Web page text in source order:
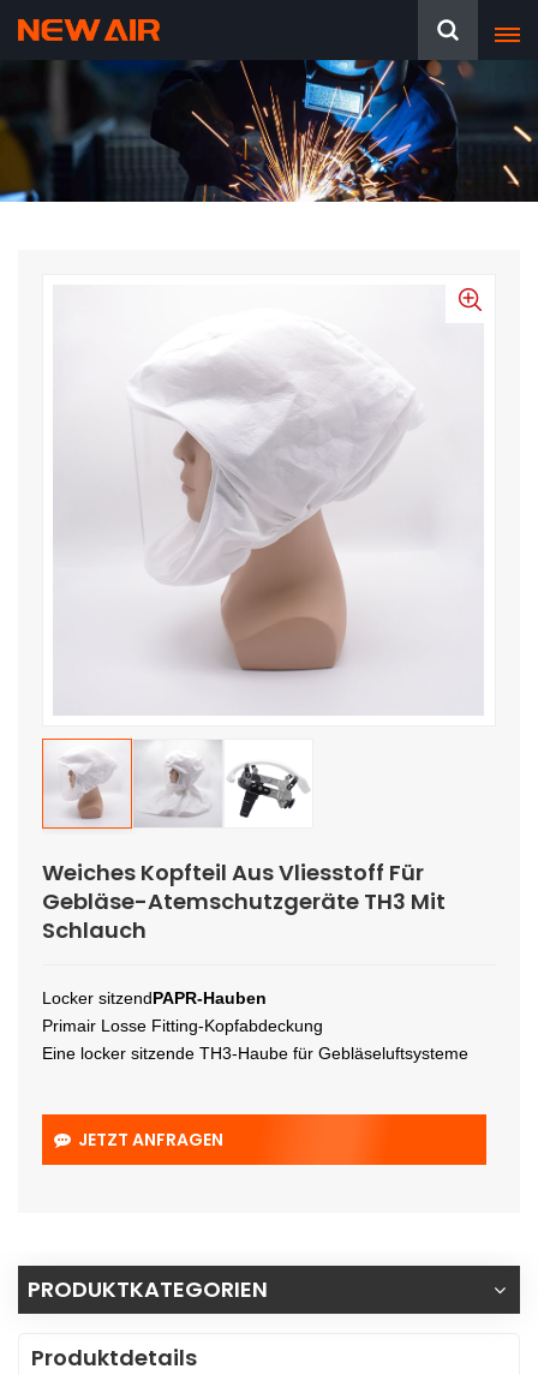
Weiches Kopfteil Aus Vliesstoff Für
Gebläse-Atemschutzgeräte TH3 Mit
Schlauch
Locker sitzendPAPR-Hauben
Primair Losse Fitting-Kopfabdeckung
Eine locker sitzende TH3-Haube für Gebläseluftsysteme
JETZT ANFRAGEN
PRODUKTKATEGORIEN
Produktdetails